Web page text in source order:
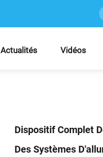
Actualités Vidéos
Dispositif Complet
Des Systèmes